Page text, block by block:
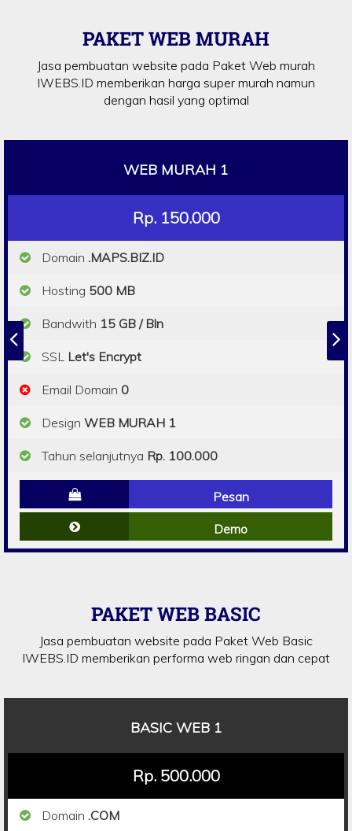
PAKET WEB MURAH
Jasa pembuatan website pada Paket Web murah
IWEBS.ID memberikan harga super murah namun
dengan hasil yang optimal
WEB MURAH 1
Rp. 150.000
Domain .MAPS.BIZ.ID
Hosting 500 MB
Bandwith 15 GB / Bln
SSL Let's Encrypt
Email Domain 0
Design WEB MURAH 1
Tahun selanjutnya Rp. 100.000
Pesan
Demo
PAKET WEB BASIC
Jasa pembuatan website pada Paket Web Basic
IWEBS.ID memberikan performa web ringan dan cepat
BASIC WEB 1
Rp. 500.000
Domain .COM